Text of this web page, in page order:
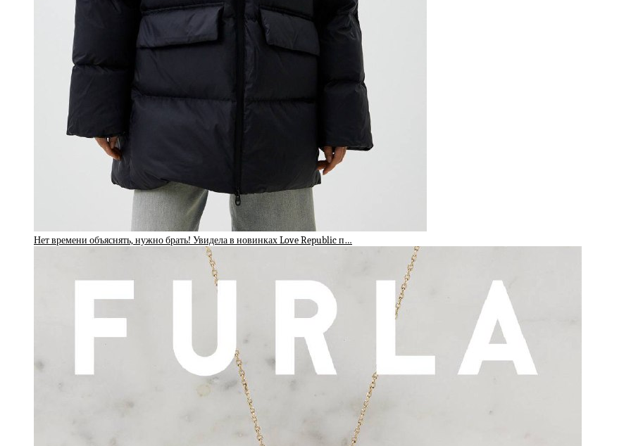
Нет времени объяснять, нужно брать! Увидела в новинках Love Republic п…